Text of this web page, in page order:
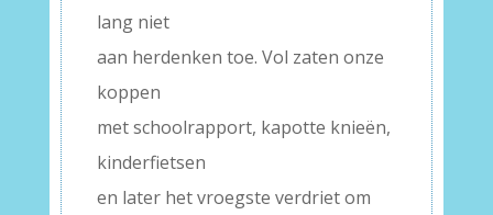
lang niet
aan herdenken toe. Vol zaten onze
koppen
met schoolrapport, kapotte knieën,
kinderfietsen
en later het vroegste verdriet om